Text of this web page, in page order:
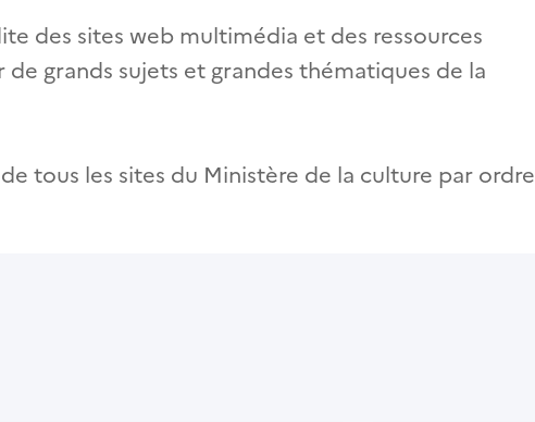
des sites web multimédia et des ressources
grands sujets et grandes thématiques de la
tous les sites du Ministère de la culture par ordre